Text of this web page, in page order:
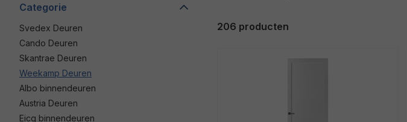
Categorie
Svedex Deuren
Cando Deuren
Skantrae Deuren
Weekamp Deuren
Albo binnendeuren
Austria Deuren
Eicq binnendeuren
206 producten